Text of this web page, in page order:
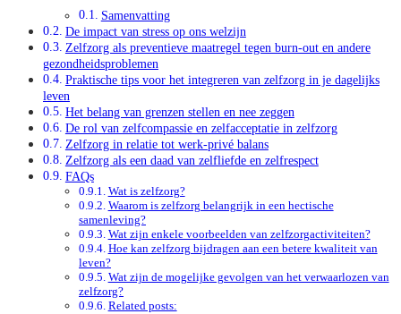
Samenvatting
De impact van stress op ons welzijn
Zelfzorg als preventieve maatregel tegen burn-out en andere
gezondheidsproblemen
Praktische tips voor het integreren van zelfzorg in je dagelijks
leven
Het belang van grenzen stellen en nee zeggen
De rol van zelfcompassie en zelfacceptatie in zelfzorg
Zelfzorg in relatie tot werk-privé balans
Zelfzorg als een daad van zelfliefde en zelfrespect
FAQs
Wat is zelfzorg?
Waarom is zelfzorg belangrijk in een hectische
samenleving?
Wat zijn enkele voorbeelden van zelfzorgactiviteiten?
Hoe kan zelfzorg bijdragen aan een betere kwaliteit van
leven?
Wat zijn de mogelijke gevolgen van het verwaarlozen van
zelfzorg?
Related posts: